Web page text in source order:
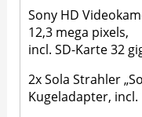
Sony HD
12,3 mega pixels,
incl. SD-Karte 32
2x Sola Strahler
Kugeladapter,